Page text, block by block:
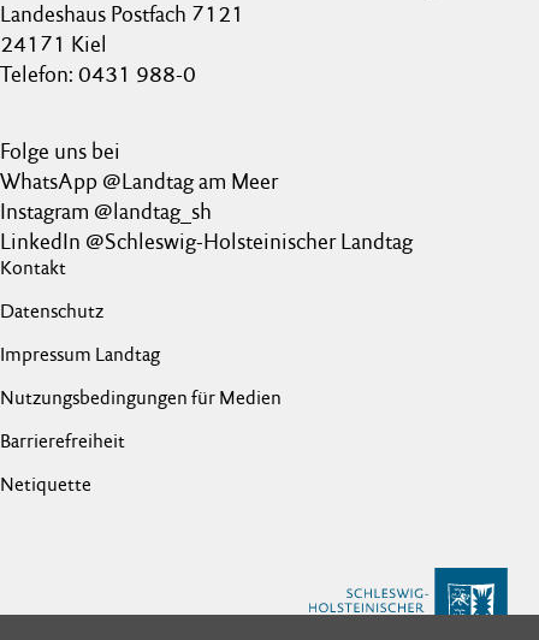
Landeshaus Postfach 7121
24171 Kiel
Telefon: 0431 988-0
Folge uns bei
WhatsApp @Landtag am Meer
Instagram @landtag_sh
LinkedIn @Schleswig-Holsteinischer Landtag
Kontakt
Datenschutz
Impressum Landtag
Nutzungsbedingungen für Medien
Barrierefreiheit
Netiquette